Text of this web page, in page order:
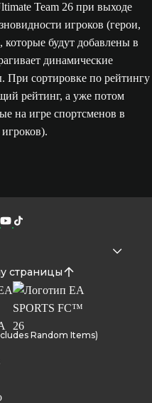
Team 26 при выходе
игроков (герои,
будут добавлены в
динамические
При сортировке по рейтингу
рейтинг, а уже потом
на игре спортсменов в
страницы
Random Items)